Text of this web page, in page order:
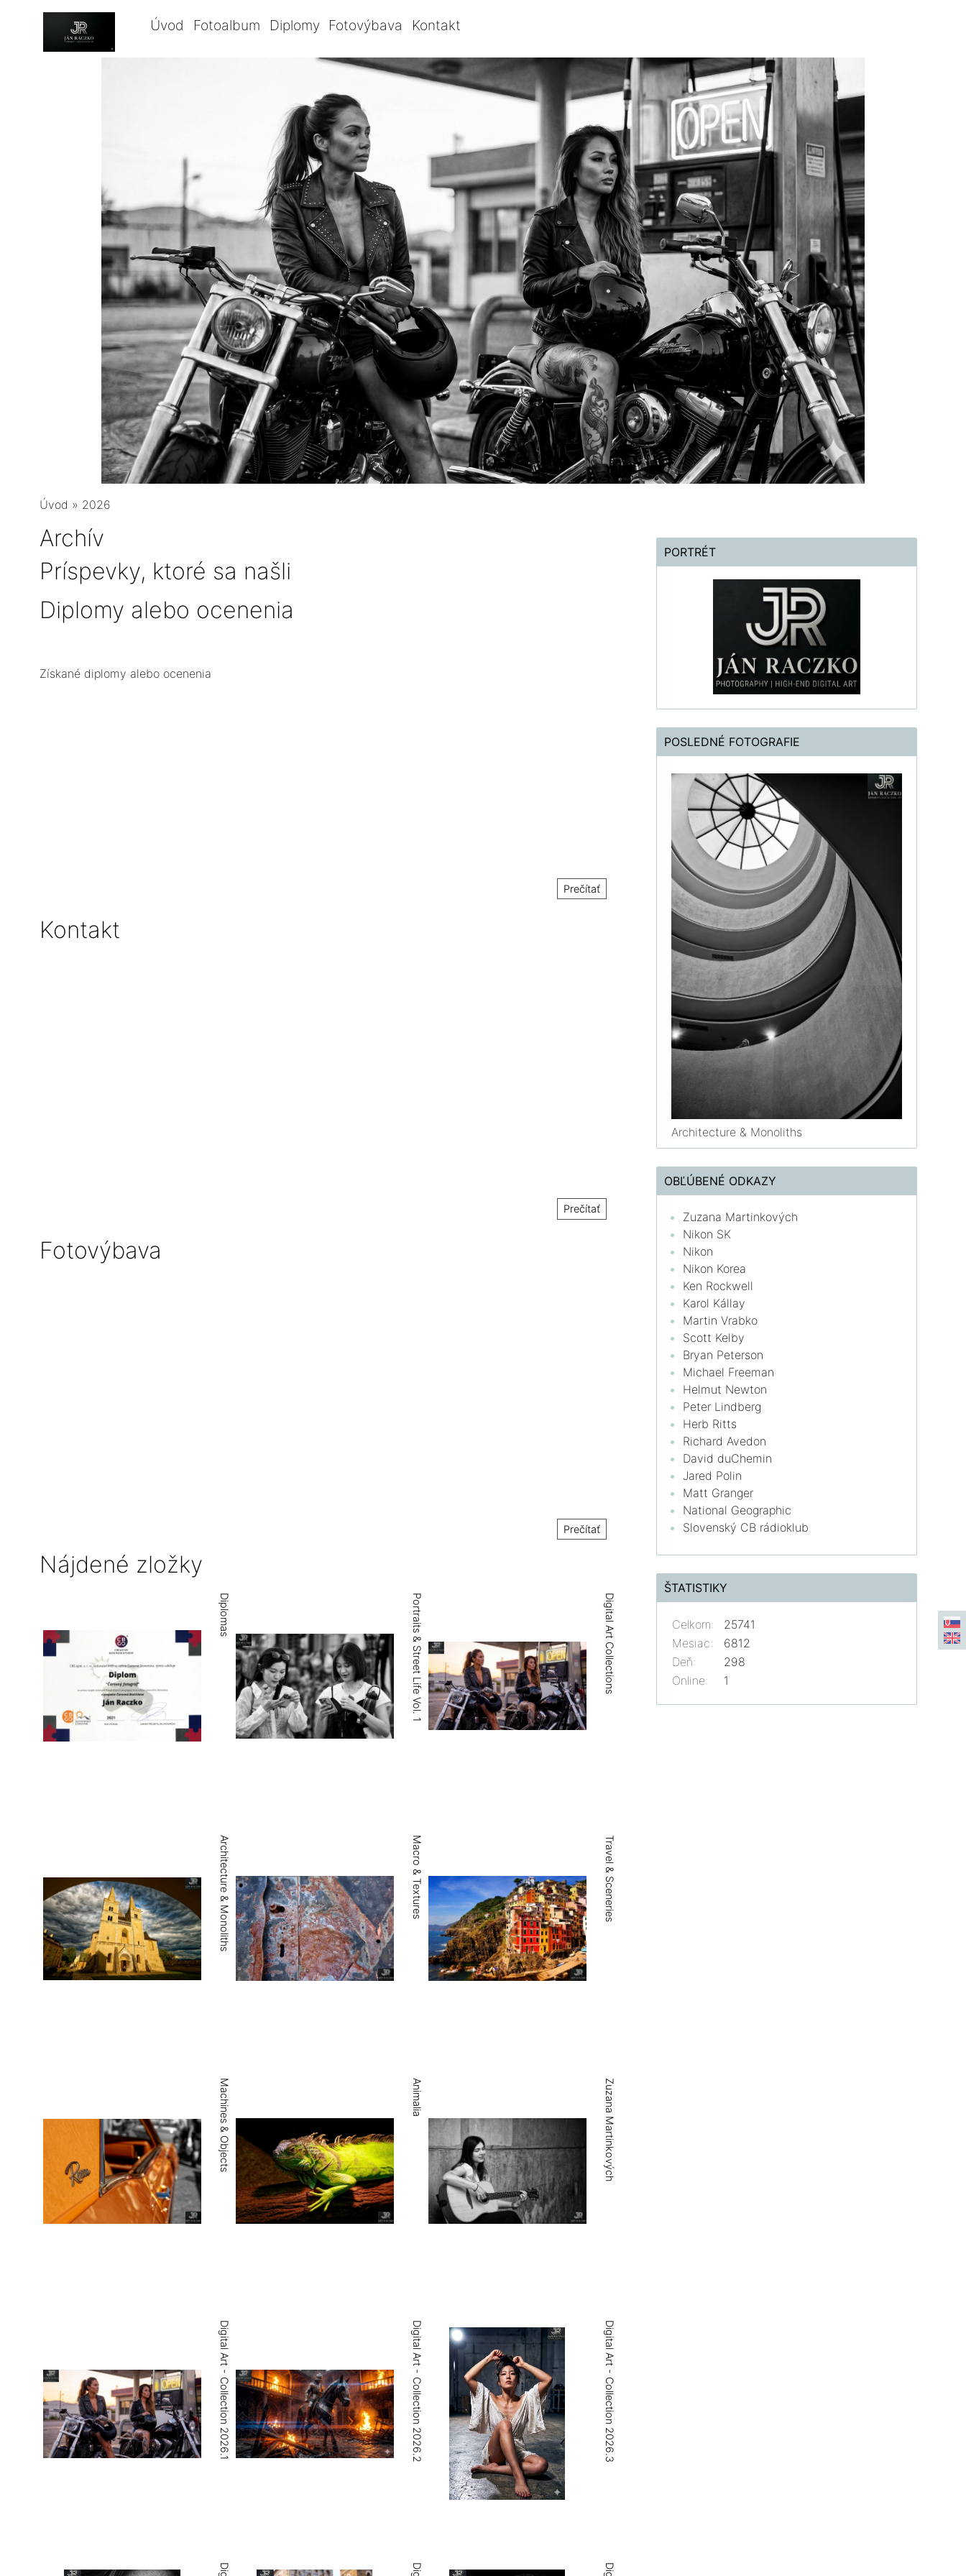
Úvod Fotoalbum Diplomy Fotovýbava Kontakt
Úvod » 2026
Archív
Príspevky, ktoré sa našli
Diplomy alebo ocenenia
Získané diplomy alebo ocenenia
Prečítať
Kontakt
Prečítať
Fotovýbava
Prečítať
Nájdené zložky
Diplomas Portraits & Street Life Vol. 1 Digital Art Collections
Architecture & Monoliths Macro & Textures Travel & Sceneries
Machines & Objects Animalia Zuzana Martinkových
Digital Art - Collection 2026.1 Digital Art - Collection 2026.2
Digital Art - Collection 2026.3
PORTRÉT
POSLEDNÉ FOTOGRAFIE
Architecture & Monoliths
OBĽÚBENÉ ODKAZY
Zuzana Martinkových
Nikon SK
Nikon
Nikon Korea
Ken Rockwell
Karol Kállay
Martin Vrabko
Scott Kelby
Bryan Peterson
Michael Freeman
Helmut Newton
Peter Lindberg
Herb Ritts
Richard Avedon
David duChemin
Jared Polin
Matt Granger
National Geographic
Slovenský CB rádioklub
ŠTATISTIKY
Online: 1
Celkom:
25741
Mesiac:
6812
Deň:
298